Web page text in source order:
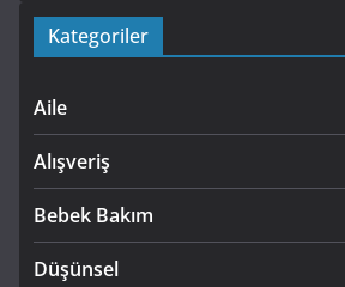
Kategoriler
Aile
Alışveriş
Bebek Bakım
Düşünsel